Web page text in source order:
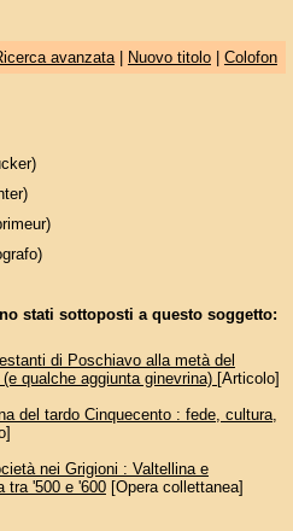
avanzata| Nuovo titolo| Colofon
stati sottoposti a questo soggetto:
di Poschiavo alla metà del
qualche aggiunta ginevrina) [Articolo]
del tardo Cinquecento : fede, cultura,
nei Grigioni : Valtellina e
tra '500 e '600[Opera collettanea]